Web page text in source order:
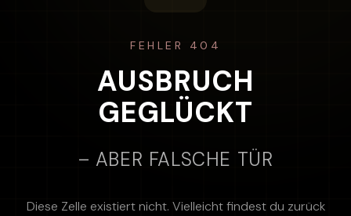
FEHLER 404
AUSBRUCH
GEGLÜCKT
– ABER FALSCHE TÜR
Diese Zelle existiert nicht. Vielleicht findest du zurück